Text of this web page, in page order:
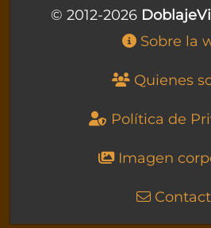
© 2012-2026
Sobre la
Quienes
Política de
Imagen